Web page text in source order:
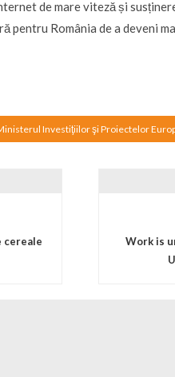
de mare viteză și
pentru România de a deveni
Investiţiilor şi Proiectelor
cereale
Work is